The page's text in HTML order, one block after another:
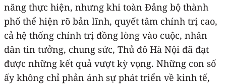
năng thực hiện, nhưng khi toàn Đảng bộ thành
phố thể hiện rõ bản lĩnh, quyết tâm chính trị cao,
cả hệ thống chính trị đồng lòng vào cuộc, nhân
dân tin tưởng, chung sức, Thủ đô Hà Nội đã đạt
được những kết quả vượt kỳ vọng. Những con số
ấy không chỉ phản ánh sự phát triển về kinh tế,